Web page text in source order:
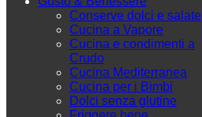
Conserve dolci e salate
Cucina a Vapore
Cucina e condimenti a
Crudo
Cucina Mediterranea
Cucina per i Bimbi
Dolci senza glutine